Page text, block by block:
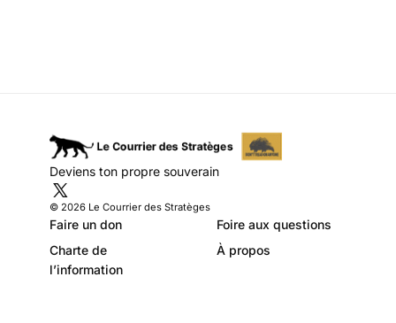
Deviens ton propre souverain
© 2026 Le Courrier des Stratèges
Faire un don
Foire aux questions
Charte de
l’information
À propos